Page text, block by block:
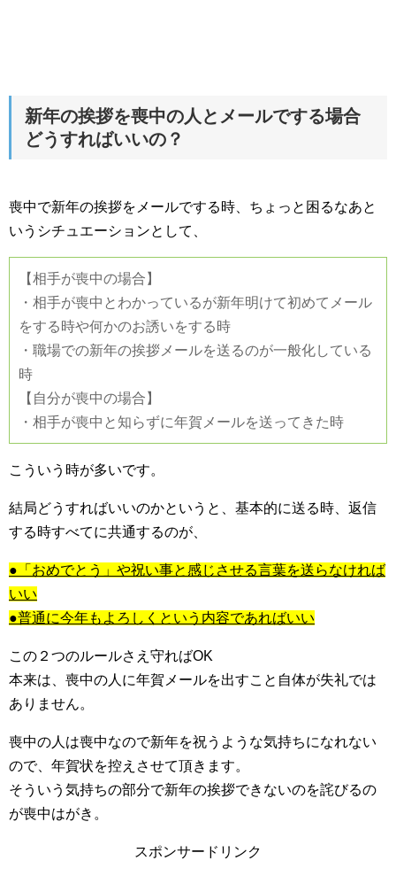
新年の挨拶を喪中の人とメールでする場合
どうすればいいの？
喪中で新年の挨拶をメールでする時、ちょっと困るなあと
いうシチュエーションとして、
【相手が喪中の場合】
・相手が喪中とわかっているが新年明けて初めてメール
をする時や何かのお誘いをする時
・職場での新年の挨拶メールを送るのが一般化している
時
【自分が喪中の場合】
・相手が喪中と知らずに年賀メールを送ってきた時
こういう時が多いです。
結局どうすればいいのかというと、基本的に送る時、返信
する時すべてに共通するのが、
●「おめでとう」や祝い事と感じさせる言葉を送らなければ
いい
●普通に今年もよろしくという内容であればいい
この２つのルールさえ守ればOK
本来は、喪中の人に年賀メールを出すこと自体が失礼では
ありません。
喪中の人は喪中なので新年を祝うような気持ちになれない
ので、年賀状を控えさせて頂きます。
そういう気持ちの部分で新年の挨拶できないのを詫びるの
が喪中はがき。
スポンサードリンク